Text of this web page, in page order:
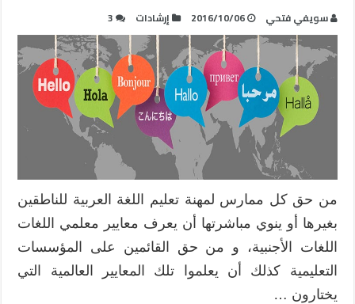
سويفي فتحي‎ 2016/10/06 إرشادات 3
من حق كل ممارس لمهنة تعليم اللغة العربية للناطقين
بغيرها أو ينوي مباشرتها أن يعرف معايير معلمي اللغات
اللغات الأجنبية، و من حق القائمين على المؤسسات
التعليمية كذلك أن يعلموا تلك المعايير العالمية التي
يختارون …